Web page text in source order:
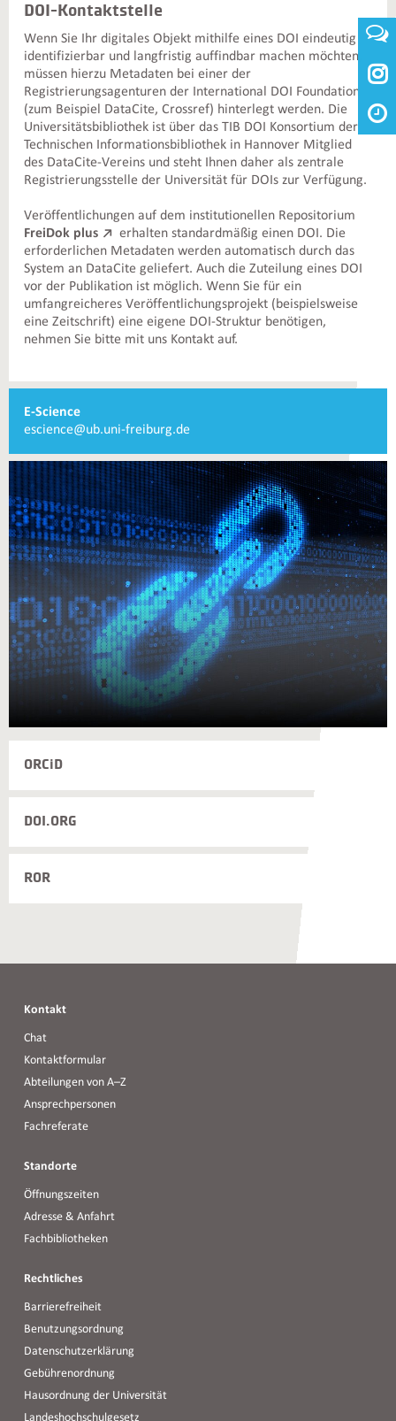
DOI-Kontaktstelle
Wenn Sie Ihr digitales Objekt mithilfe eines DOI eindeutig
identifizierbar und langfristig auffindbar machen möchten,
müssen hierzu Metadaten bei einer der
Registrierungsagenturen der International DOI Foundation
(zum Beispiel DataCite, Crossref) hinterlegt werden. Die
Universitätsbibliothek ist über das TIB DOI Konsortium der
Technischen Informationsbibliothek in Hannover Mitglied
des DataCite-Vereins und steht Ihnen daher als zentrale
Registrierungsstelle der Universität für DOIs zur Verfügung.
Veröffentlichungen auf dem institutionellen Repositorium
FreiDok plus
erhalten standardmäßig einen DOI. Die
erforderlichen Metadaten werden automatisch durch das
System an DataCite geliefert. Auch die Zuteilung eines DOI
vor der Publikation ist möglich. Wenn Sie für ein
umfangreicheres Veröffentlichungsprojekt (beispielsweise
eine Zeitschrift) eine eigene DOI-Struktur benötigen,
nehmen Sie bitte mit uns Kontakt auf.
Informationen
und
E-Science
E-
E-
Science
escience@ub.uni-freiburg.de
ORCiD
DOI.ORG
ROR
Kontakt
Chat
Kontaktformular
Abteilungen von A–Z
Ansprechpersonen
Fachreferate
Standorte
Öffnungszeiten
Adresse & Anfahrt
Fachbibliotheken
Rechtliches
Barrierefreiheit
Benutzungsordnung
Datenschutzerklärung
Gebührenordnung
Hausordnung der Universität
Landeshochschulgesetz
